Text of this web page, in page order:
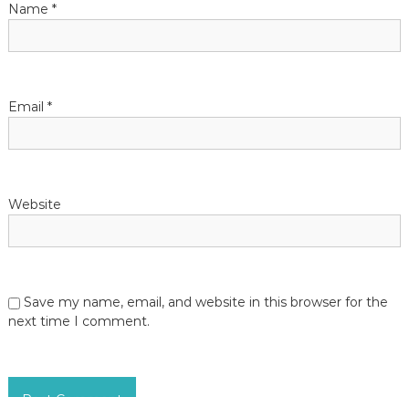
o
Name *
Email *
Website
Save my name, email, and website in this browser for the
next time I comment.